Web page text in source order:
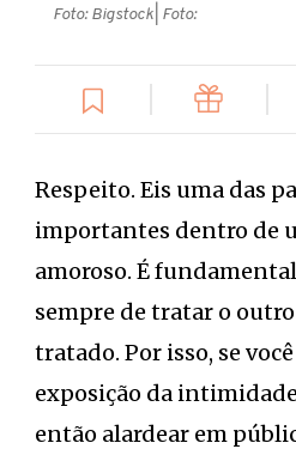
Foto: Bigstock | Foto:
Respeito. Eis uma das
importantes dentro de
amoroso. É
sempre de tratar o
tratado. Por isso, se
exposição da
então alardear em